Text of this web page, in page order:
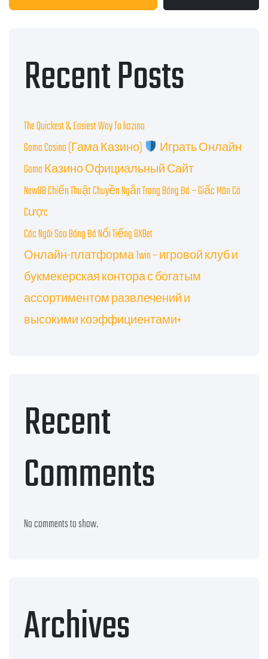
Recent Posts
The Quickest & Easiest Way To kazino
Gama Casino (Гама Казино)
Играть Онлайн
Gama Казино Официальный Сайт
New88 Chiến Thuật Chuyền Ngắn Trong Bóng Đá – Giấc Môn Cá
Cược
Các Ngôi Sao Bóng Đá Nổi Tiếng 8XBet
Онлайн-платформа 1win – игровой клуб и
букмекерская контора с богатым
ассортиментом развлечений и
высокими коэффициентами+
Recent
Comments
No comments to show.
Archives